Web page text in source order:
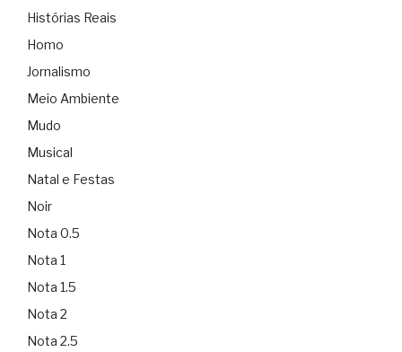
Histórias Reais
Homo
Jornalismo
Meio Ambiente
Mudo
Musical
Natal e Festas
Noir
Nota 0.5
Nota 1
Nota 1.5
Nota 2
Nota 2.5